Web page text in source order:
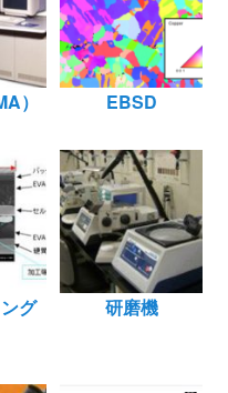
） EBSD
グ 研磨機